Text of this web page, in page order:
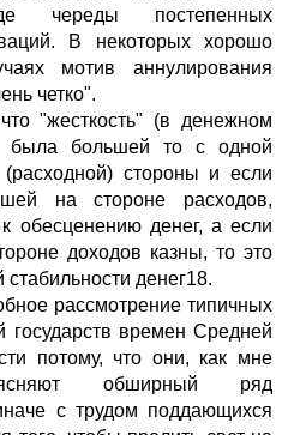
череды постепенных
В некоторых хорошо
мотив аннулирования
четко".
"жесткость" (в денежном
была большей то с одной
стороны и если
на стороне расходов,
обесценению денег, а если
доходов казны, то это
денег18.
рассмотрение типичных
государств времен Средней
потому, что они, как мне
обширный ряд
с трудом поддающихся